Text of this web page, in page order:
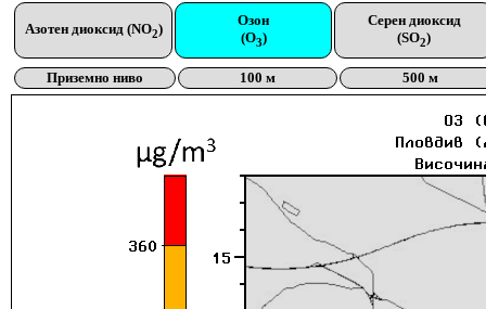
Азотен диоксид (NO2)
Озон
(O3)
Серен диоксид
(SO2)
Приземно ниво 100 м 500 м